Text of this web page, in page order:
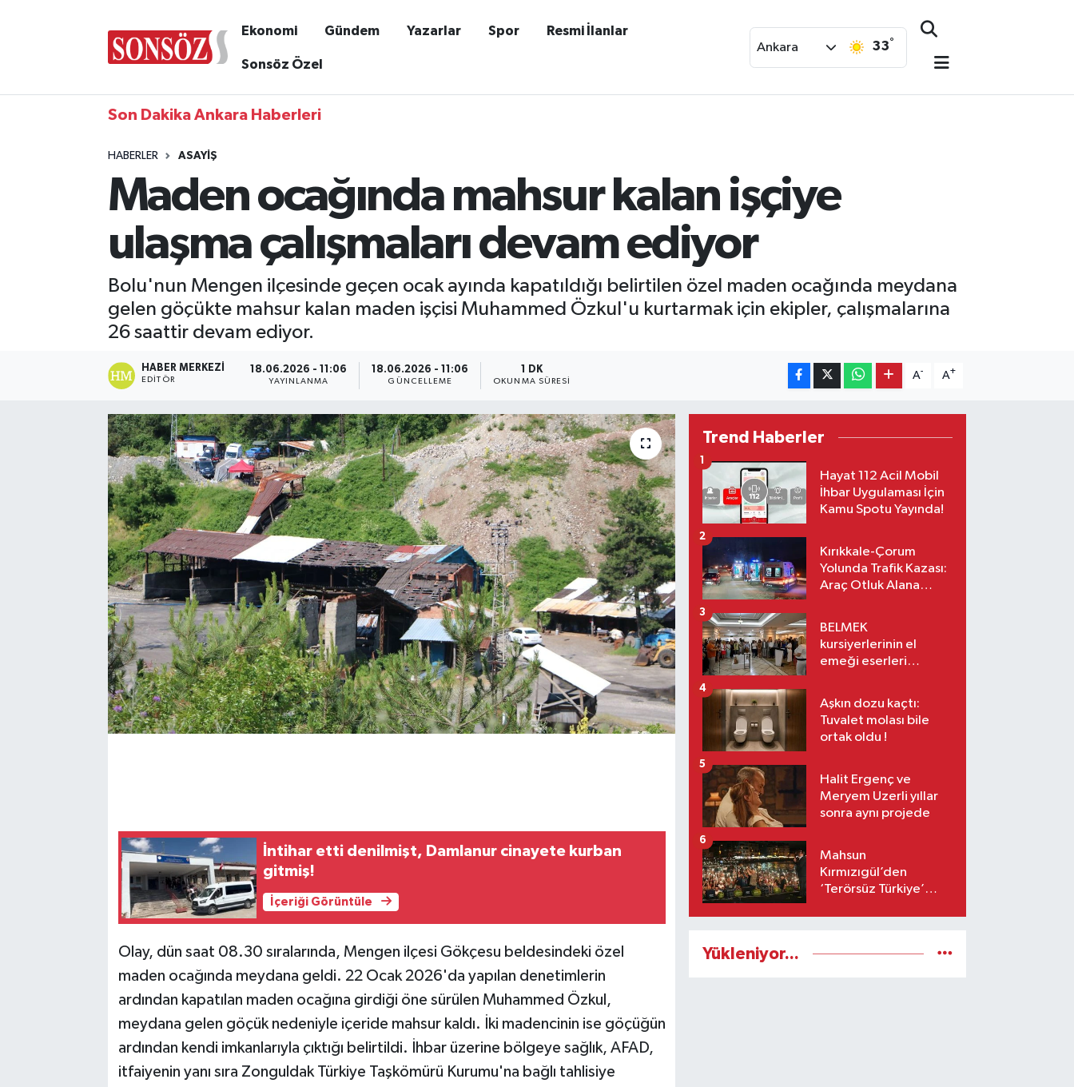
Ekonomi Gündem Yazarlar Spor Resmi İlanlar
Sonsöz Özel
Ankara 33°
Son Dakika Ankara Haberleri
HABERLER ASAYIŞ
Maden ocağında mahsur kalan işçiye
ulaşma çalışmaları devam ediyor
Bolu'nun Mengen ilçesinde geçen ocak ayında kapatıldığı belirtilen özel maden ocağında meydana
gelen göçükte mahsur kalan maden işçisi Muhammed Özkul'u kurtarmak için ekipler, çalışmalarına
26 saattir devam ediyor.
HABER MERKEZI
EDITÖR
18.06.2026 - 11:06
YAYINLANMA
18.06.2026 - 11:06
GÜNCELLEME
1 DK
OKUNMA SÜRESI
A- A+
İntihar etti denilmişt, Damlanur cinayete kurban
gitmiş!
İçeriği Görüntüle
Olay, dün saat 08.30 sıralarında, Mengen ilçesi Gökçesu beldesindeki özel
maden ocağında meydana geldi. 22 Ocak 2026'da yapılan denetimlerin
ardından kapatılan maden ocağına girdiği öne sürülen Muhammed Özkul,
meydana gelen göçük nedeniyle içeride mahsur kaldı. İki madencinin ise göçüğün
ardından kendi imkanlarıyla çıktığı belirtildi. İhbar üzerine bölgeye sağlık, AFAD,
itfaiyenin yanı sıra Zonguldak Türkiye Taşkömürü Kurumu'na bağlı tahlisiye
Trend Haberler
Hayat 112 Acil Mobil
İhbar Uygulaması İçin
Kamu Spotu Yayında!
1
Kırıkkale-Çorum
Yolunda Trafik Kazası:
Araç Otluk Alana
2
BELMEK
kursiyerlerinin el
emeği eserleri
3
Aşkın dozu kaçtı:
Tuvalet molası bile
ortak oldu !
4
Halit Ergenç ve
Meryem Uzerli yıllar
sonra aynı projede
5
Mahsun
Kırmızıgül’den
‘Terörsüz Türkiye’
6
Yükleniyor...